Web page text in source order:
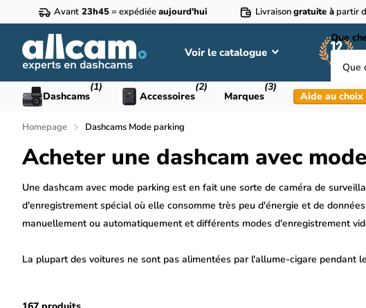
Avant 23h45= expédiéeaujourd'hui Livraisongratuite à partir
Voir le catalogue
Que
Dashcams
(1)
Accessoires
(2)
Marques
(3)
Aide au choix
Homepage Dashcams Mode parking
Acheter une dashcam avec
Une dashcam avec mode parking est en fait une sorte de caméra de
d'enregistrement spécial où elle consomme très peu d'énergie et de
manuellement ou automatiquement et différents modes d'enregistrement
La plupart des voitures ne sont pas alimentées par l'allume-cigare pendant